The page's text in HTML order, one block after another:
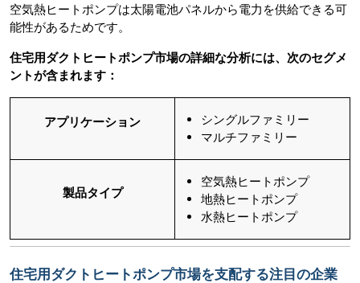
空気熱ヒートポンプは太陽電池パネルから電力を供給できる可
能性があるためです。
住宅用ダクトヒートポンプ市場の詳細な分析には、次のセグメ
ントが含まれます：
アプリケーション
シングルファミリー
マルチファミリー
製品タイプ
空気熱ヒートポンプ
地熱ヒートポンプ
水熱ヒートポンプ
住宅用ダクトヒートポンプ市場を支配する注目の企業